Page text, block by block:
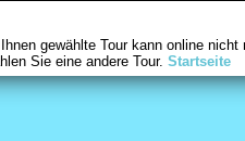
gewählte Tour kann online nicht
Sie eine andere Tour. Startseite